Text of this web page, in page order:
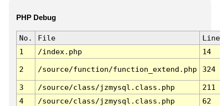
PHP Debug
No. File
Line
1
/index.php 14
2 /source/function/function_extend.php 324
3 /source/class/jzmysql.class.php
211
4
/source/class/jzmysql.class.php
62